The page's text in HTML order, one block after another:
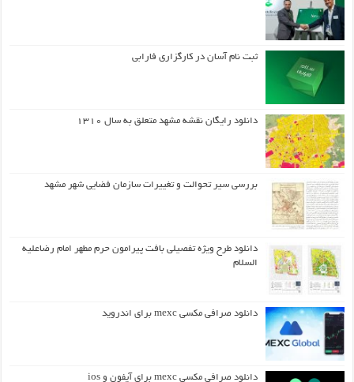
ثبت نام آسان در کارگزاری فارابی
دانلود رایگان نقشه مشهد متعلق به سال ۱۳۱۰
بررسی سیر تحوالت و تغییرات سازمان فضایی شهر مشهد
دانلود طرح ويژه تفصيلي بافت پيرامون حرم مطهر امام رضاعليه
السلام
دانلود صرافی مکسی mexc برای اندروید
دانلود صرافی مکسی mexc برای آیفون و ios